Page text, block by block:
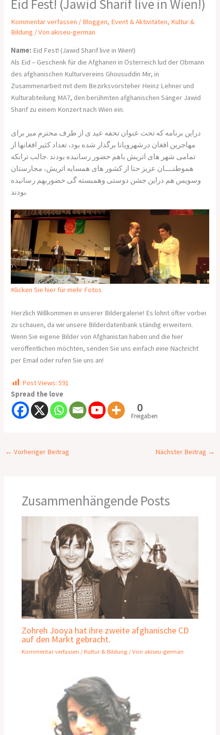
Eid Fest! (Jawid Sharif live in Wien!)
Kommentar verfassen / Bloggen, Event & Aktivitäten, Kultur &
Bildung / Vonakiseu-german
Name: Eid Fest! (Jawid Sharif live in Wien!)
Als Eid – Geschenk für die Afghanen in Österreich lud der Obmann
des afghanischen Kulturvereins Ghousuddin Mir, in
Zusammenarbeit mit dem Bezirksvorsteher Heinz Lehner und
Kulturabteilung MA7, den berühmten afghanischen Sänger Jawid
Sharif zu einem Konzert nach Wien ein.
دراین برنامه که تحت عنوان تحفه عید ی از طرف محترم میر برای
مهاجرین افغان درشهرویانا برگذار شده بود، تعداد کثیر افغانها از
تمامی شهر های اتریش باهم حضور رسانیده بودند .جالب ترانکه
هموطنــــان عزیز حتا از کشور های همسایه اتریش، مجارستان
وسویس هم دراین جشن دوستی وهمبسته گی حضوربهم رسانيده
بودند.
Klicken Sie hier für mehr Fotos
Herzlich Willkommen in unserer Bildergalerie! Es lohnt öfter vorbei
zu schauen, da wir unsere Bilderdatenbank ständig erweitern.
Wenn Sie eigene Bilder von Afghanistan haben und die hier
veröffentlichen möchten, senden Sie uns einfach eine Nachricht
per Email oder rufen Sie uns an!
Post Views: 591
Spread the love
0
Freigaben
← Vorheriger Beitrag Nächster Beitrag →
Zusammenhängende Posts
Zohreh Jooya hat ihre zweite afghanische CD
auf den Markt gebracht.
Kommentar verfassen /Kultur & Bildung / Von akiseu-german